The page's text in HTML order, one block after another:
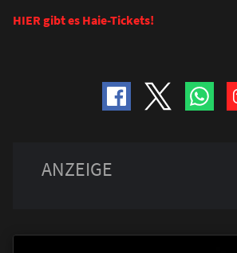
HIER gibt es Haie-Tickets!